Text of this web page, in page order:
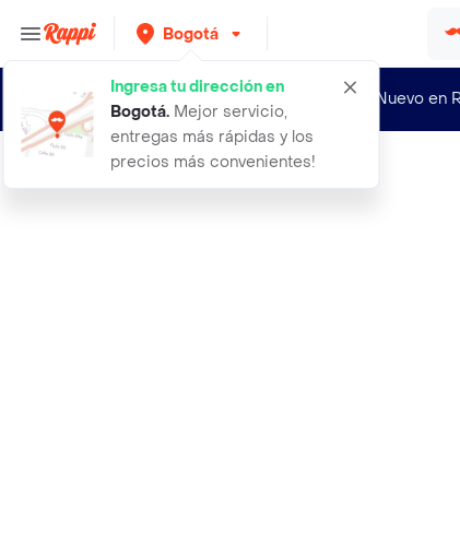
Bogotá
Ingresa tu dirección en
Bogotá. Mejor servicio,
entregas más rápidas y los
precios más convenientes!
¿Nuevo en
100 semillas organicas de diente de